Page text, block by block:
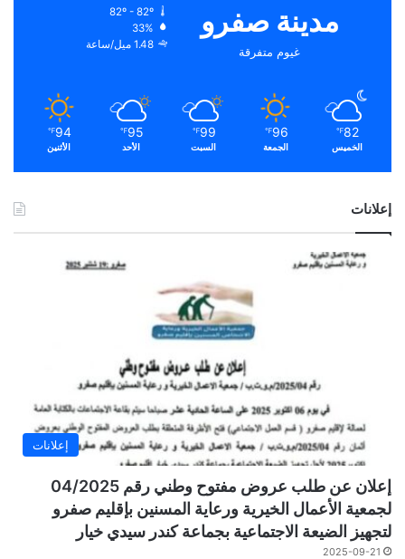
مدينة صفرو
غيوم متفرقة
82º - 82º
33%
1.48 ميل/ساعة
82
℉
الخميس
96
℉
الجمعة
99
℉
السبت
95
℉
الأحد
94
℉
الأثنين
إعلانات
إعلانات
إعلان عن طلب عروض مفتوح وطني رقم 04/2025
لجمعية الأعمال الخيرية ورعاية المسنين بإقليم صفرو
لتجهيز الضيعة الاجتماعية بجماعة كندر سيدي خيار
2025-09-21